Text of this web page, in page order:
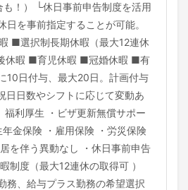
！） └休日事前申告制度を活用
日を事前指定することが可能。
■選択制長期休暇（最大12連休
休暇 ■育児休暇 ■冠婚休暇 ■有
10日付与、最大20日。計画付与
日日数やシフトに応じて変動あ
福利厚生 ・ビザ更新無償サポー
年金保険 ・雇用保険 ・労災保険
を伴う異動なし ・休日事前申告
制度（最大12連休の取得可 ）
務、給与プラス勤務の希望選択